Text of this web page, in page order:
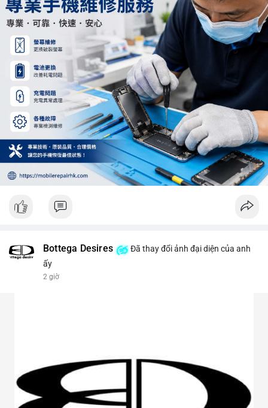
hoảng loạn. Theo dõi sát dòng tiền đổ vào sàn giao dịch tập
trung trong 24 giờ tới.
#12dot29btc #vilanh #tichluydaihan #phienau #btcmempool
Bottega Desires
Đã thay đổi ảnh đại diện của anh
ấy
2 giờ